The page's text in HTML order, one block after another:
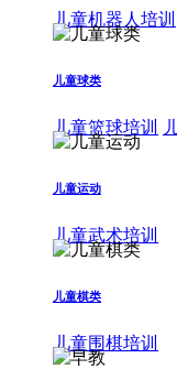
儿童机器人培训
儿童球类
儿童篮球培训
儿童运动
儿童武术培训
儿童棋类
儿童围棋培训